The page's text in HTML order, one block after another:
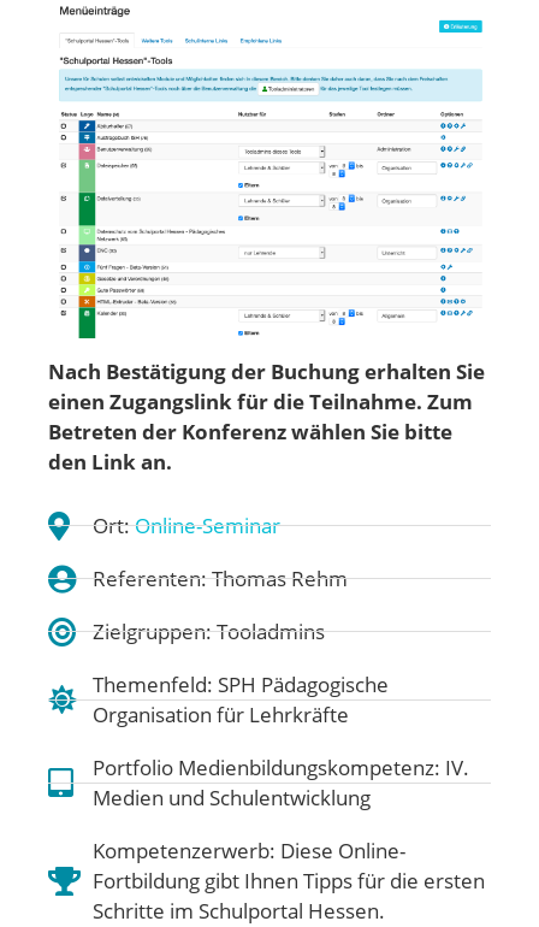
Nach Bestätigung der Buchung erhalten Sie
einen Zugangslink für die Teilnahme. Zum
Betreten der Konferenz wählen Sie bitte
den Link an.
Ort:Online-Seminar
Referenten: Thomas Rehm
Zielgruppen: Tooladmins
Themenfeld: SPH Pädagogische
Organisation für Lehrkräfte
Portfolio Medienbildungskompetenz: IV.
Medien und Schulentwicklung
Kompetenzerwerb: Diese Online-
Fortbildung gibt Ihnen Tipps für die ersten
Schritte im Schulportal Hessen.